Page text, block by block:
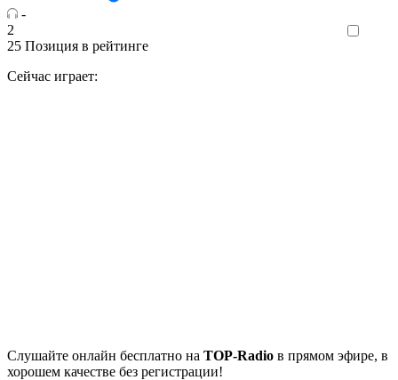
-
2
25 Позиция в рейтинге
Сейчас играет:
Cлушайте онлайн бесплатно на TOP-Radio в прямом эфире, в
хорошем качестве без регистрации!